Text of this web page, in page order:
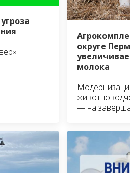
округе
молока
— на